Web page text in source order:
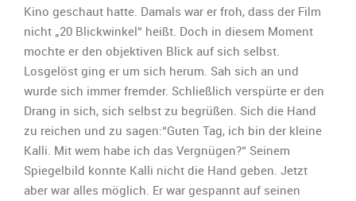
Kino geschaut hatte. Damals war er froh, dass der Film
nicht „20 Blickwinkel“ heißt. Doch in diesem Moment
mochte er den objektiven Blick auf sich selbst.
Losgelöst ging er um sich herum. Sah sich an und
wurde sich immer fremder. Schließlich verspürte er den
Drang in sich, sich selbst zu begrüßen. Sich die Hand
zu reichen und zu sagen:“Guten Tag, ich bin der kleine
Kalli. Mit wem habe ich das Vergnügen?“ Seinem
Spiegelbild konnte Kalli nicht die Hand geben. Jetzt
aber war alles möglich. Er war gespannt auf seinen